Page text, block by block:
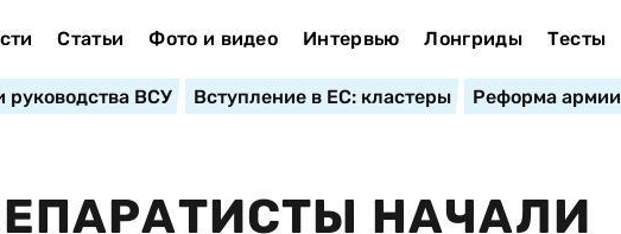
Статьи Фото и видео Интервью Лонгриды Тесты
руководства ВСУ Вступление в ЕС: кластеры Реформа армии
НАЧАЛИ